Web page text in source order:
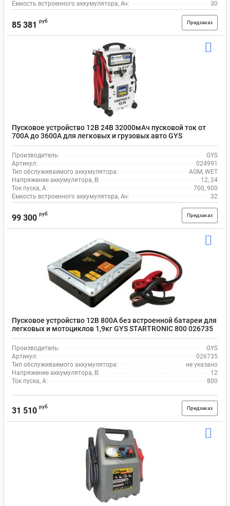
Емкость встроенного аккумулятора, Ач: 30
85 381 руб Предзаказ
Пусковое устройство 12В 24В 32000мАч пусковой ток от
700А до 3600А для легковых и грузовых авто GYS
STARTPACK 12-24 CI 024991
Производитель:
GYS
Артикул:
024991
Тип обслуживаемого аккумулятора:
AGM, WET
Напряжение аккумулятора, В:
12, 24
Ток пуска, А:
700, 900
Емкость встроенного аккумулятора, Ач:
32
99 300 руб Предзаказ
Пусковое устройство 12В 800А без встроенной батареи для
легковых и мотоциклов 1,9кг GYS STARTRONIC 800 026735
Производитель:
GYS
Артикул:
026735
Тип обслуживаемого аккумулятора:
не указано
Напряжение аккумулятора, В:
12
Ток пуска, А:
800
31 510 руб Предзаказ